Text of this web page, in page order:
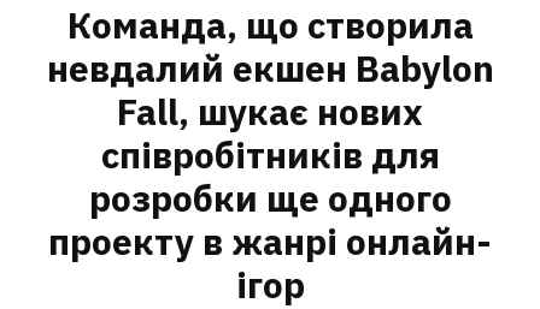
Команда, що створила
невдалий екшен Babylon
Fall, шукає нових
співробітників для
розробки ще одного
проекту в жанрі онлайн-
ігор